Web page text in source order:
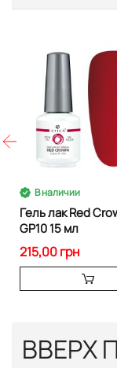
В наличии
Гель лак Red
GP10 15 мл
215,00 грн
ВВЕРХ